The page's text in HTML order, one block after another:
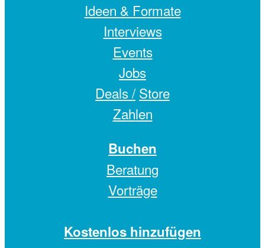
Ideen & Formate
Interviews
Events
Jobs
Deals / Store
Zahlen
Buchen
Beratung
Vorträge
Kostenlos hinzufügen